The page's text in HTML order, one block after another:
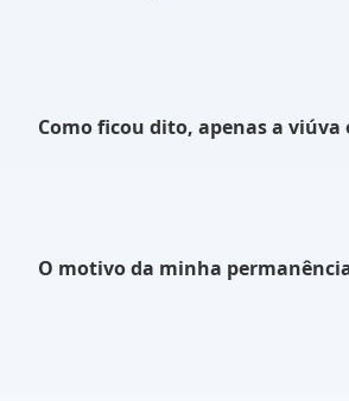
Como ficou dito, apenas a
O motivo da minha